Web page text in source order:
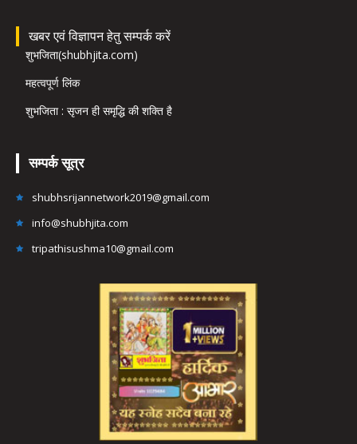
खबर एवं विज्ञापन हेतु सम्पर्क करें
शुभजिता(shubhjita.com)
महत्वपूर्ण लिंक
शुभजिता : सृजन ही समृद्धि की शक्ति है
सम्पर्क सूत्र
shubhsrijannetwork2019@gmail.com
info@shubhjita.com
tripathisushma10@gmail.com